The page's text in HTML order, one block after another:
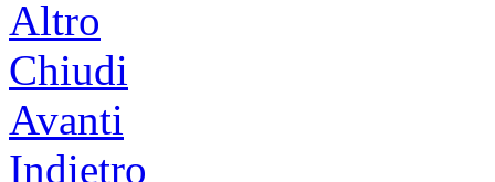
Altro
Chiudi
Avanti
Indietro